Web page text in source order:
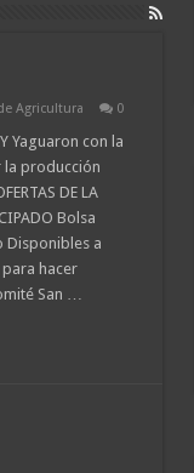
Agricultura 0
Yaguaron con la
la producción
DE LA
Bolsa
Disponibles a
hacer
San …